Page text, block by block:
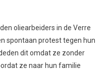
oliearbeiders in de Verre
spontaan protest tegen hun
dit omdat ze zonder
ze naar hun familie